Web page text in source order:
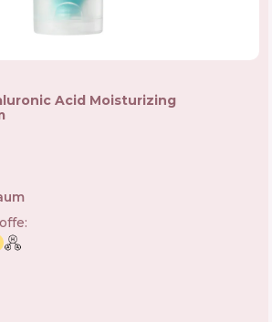
Acid Moisturizing
: